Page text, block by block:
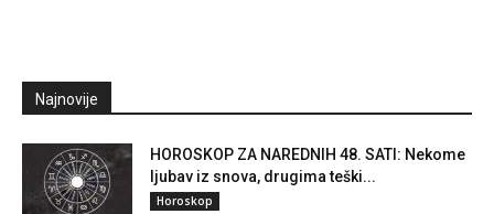
Najnovije
HOROSKOP ZA NAREDNIH 48. SATI: Nekome
ljubav iz snova, drugima teški...
Horoskop